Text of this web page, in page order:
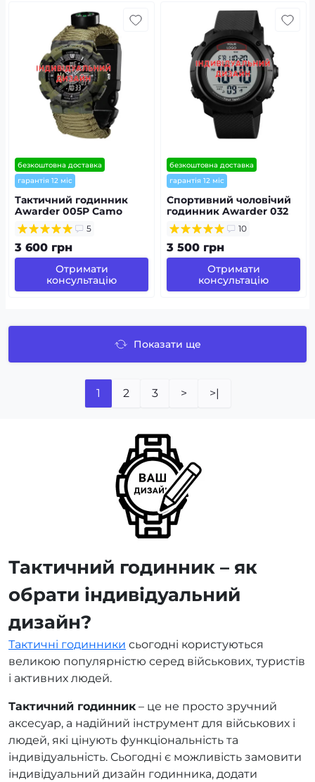
безкоштовна доставка
гарантія 12 міс
Тактичний годинник
Awarder 005P Camo
Green AG з
Індивідуальним
дизайном,
водозахищений,
будильник, підсвітка
5
3 600 грн
Отримати
консультацію
безкоштовна доставка
гарантія 12 міс
Спортивний чоловічий
годинник Awarder 032
Black White під
Індивідуальний дизайн,
водонепроникний
10
3 500 грн
Отримати
консультацію
Показати ще
1 2 3 > >|
Тактичний годинник – як
обрати індивідуальний
дизайн?
Тактичні годинники сьогодні користуються
великою популярністю серед військових, туристів
і активних людей.
Тактичний годинник – це не просто зручний
аксесуар, а надійний інструмент для військових і
людей, які цінують функціональність та
індивідуальність. Сьогодні є можливість замовити
індивідуальний дизайн годинника, додати